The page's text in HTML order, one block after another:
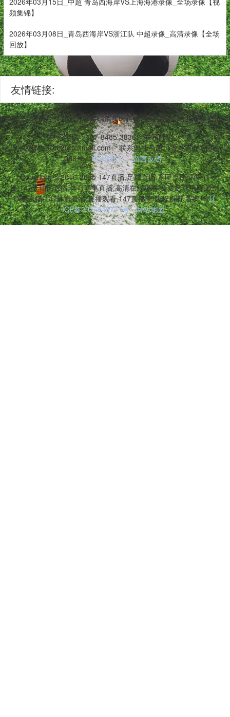
频集锦】
2026年03月08日_青岛西海岸VS浙江队 中超录像_高清录像【全场
回放】
友情链接:
,用户享受意甲、西甲等赛事高清实时转播,支持稳定信号和赛事资讯
联系电话：187-8485-3836
联系邮箱：
O0KXdjMeoUt82@foxmail.com
联系地址：四川省恩施市强盛路
088号
联系我们
留言反馈
Copyright © 2016-2025 147直播,足球直播,意甲直播,西甲直
播,147无插件直播,体育赛事直播,高清在线观看,免费足球平台,欧洲
联赛直播,147体育直播,直播观看,147直播吧 版权所有 备案号:辽
ICP备2025049771号 网站地图